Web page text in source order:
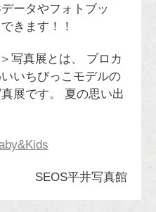
ータやフォトブッ
きます！！
写真展とは、 プロカ
いちびっこモデルの
展です。 夏の思い出
SEOS平井写真館